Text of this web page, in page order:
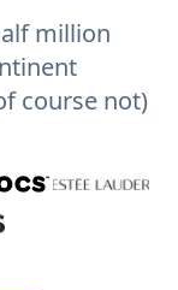
million
course not)